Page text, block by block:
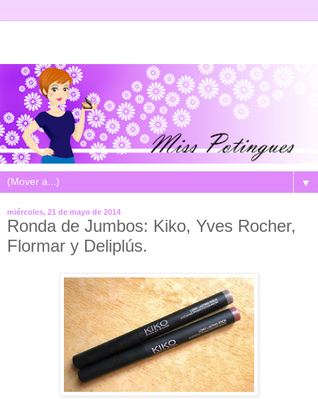
▼
miércoles, 21 de mayo de 2014
Ronda de Jumbos: Kiko, Yves Rocher,
Flormar y Deliplús.